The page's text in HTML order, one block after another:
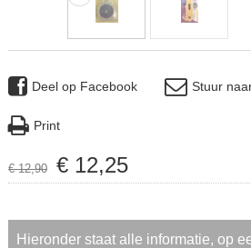
Deel op Facebook Stuur
Print
€ 12,90 € 12,25
Hieronder staat alle informatie, op